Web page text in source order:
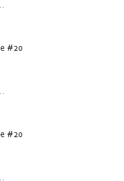
#20
#20